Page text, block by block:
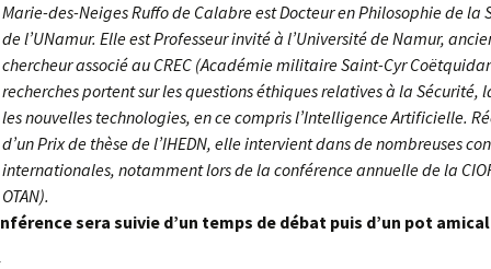
Marie-des-Neiges Ruffo de Calabre est Docteur en Philosophie de la
de l’UNamur. Elle est Professeur invité à l’Université de Namur,
chercheur associé au CREC (Académie militaire Saint-Cyr
recherches portent sur les questions éthiques relatives à la Sécurité,
les nouvelles technologies, en ce compris l’Intelligence Artificielle.
d’un Prix de thèse de l’IHEDN, elle intervient dans de nombreuses
internationales, notamment lors de la conférence annuelle de la
OTAN).
sera suivie d’un temps de débat puis d’un pot